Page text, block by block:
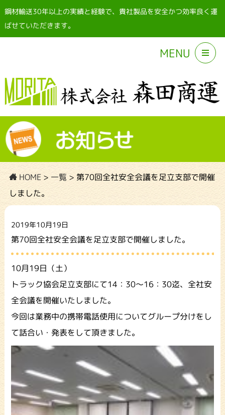
鋼材輸送30年以上の実績と経験で、貴社製品を安全かつ効率良く運
ばせていただきます。
MENU
HOME> 一覧 > 第70回全社安全会議を足立支部で開催
しました。
2019年10月19日
第70回全社安全会議を足立支部で開催しました。
10月19日（土）
トラック協会足立支部にて14：30～16：30迄、全社安
全会議を開催いたしました。
今回は業務中の携帯電話使用についてグループ分けをし
て話合い・発表をして頂きました。